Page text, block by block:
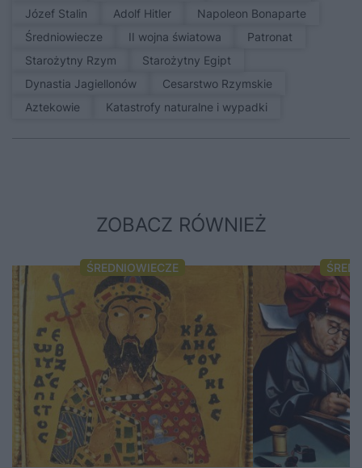
Józef Stalin Adolf Hitler
Napoleon Bonaparte
średniowiecze
II wojna światowa
patronat
Starożytny Rzym
Starożytny Egipt
Dynastia Jagiellonów
Cesarstwo Rzymskie
Aztekowie
Katastrofy naturalne i wypadki
ZOBACZ RÓWNIEŻ
ŚREDNIOWIECZE